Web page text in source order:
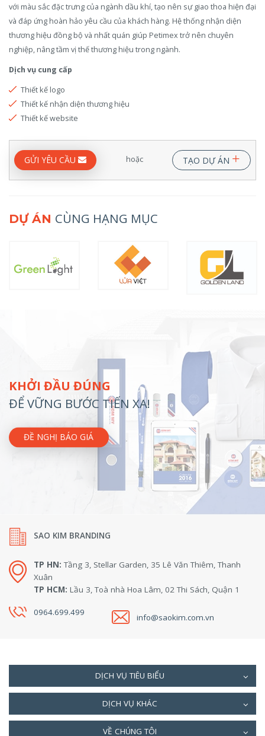
với màu sắc đặc trưng của ngành dầu khí, tạo nên sự giao thoa hiện đại
và đáp ứng hoàn hảo yêu cầu của khách hàng. Hệ thống nhận diện
thương hiệu đồng bộ và nhất quán giúp Petimex trở nên chuyên
nghiệp, nâng tầm vị thế thương hiệu trong ngành.
Dịch vụ cung cấp
Thiết kế logo
Thiết kế nhận diện thương hiệu
Thiết kế website
GỬI YÊU CẦU hoặc TẠO DỰ ÁN +
DỰ ÁN CÙNG HẠNG MỤC
KHỞI ĐẦU ĐÚNG
ĐỂ VỮNG BƯỚC TIẾN XA!
ĐỀ NGHỊ BÁO GIÁ
SAO KIM BRANDING
TP HN: Tầng 3, Stellar Garden, 35 Lê Văn Thiêm, Thanh
Xuân
TP HCM: Lầu 3, Toà nhà Hoa Lâm, 02 Thi Sách, Quận 1
0964.699.499 info@saokim.com.vn
DỊCH VỤ TIÊU BIỂU
DỊCH VỤ KHÁC
VỀ CHÚNG TÔI